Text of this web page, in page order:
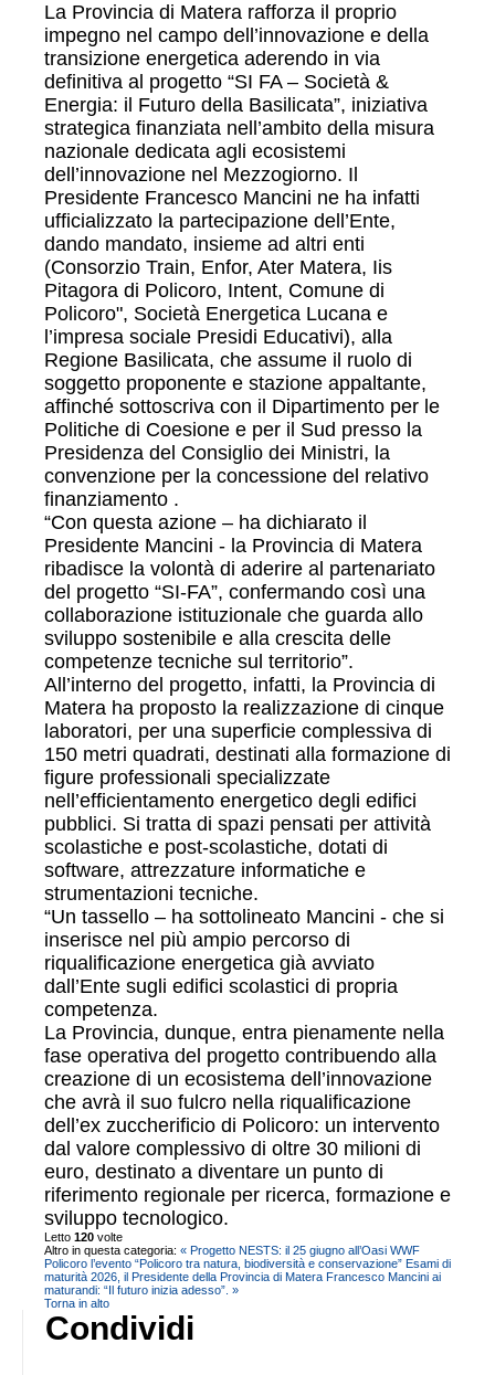
La Provincia di Matera rafforza il proprio
impegno nel campo dell’innovazione e della
transizione energetica aderendo in via
definitiva al progetto “SI FA – Società &
Energia: il Futuro della Basilicata”, iniziativa
strategica finanziata nell’ambito della misura
nazionale dedicata agli ecosistemi
dell’innovazione nel Mezzogiorno. Il
Presidente Francesco Mancini ne ha infatti
ufficializzato la partecipazione dell’Ente,
dando mandato, insieme ad altri enti
(Consorzio Train, Enfor, Ater Matera, Iis
Pitagora di Policoro, Intent, Comune di
Policoro", Società Energetica Lucana e
l’impresa sociale Presidi Educativi), alla
Regione Basilicata, che assume il ruolo di
soggetto proponente e stazione appaltante,
affinché sottoscriva con il Dipartimento per le
Politiche di Coesione e per il Sud presso la
Presidenza del Consiglio dei Ministri, la
convenzione per la concessione del relativo
finanziamento .
“Con questa azione – ha dichiarato il
Presidente Mancini - la Provincia di Matera
ribadisce la volontà di aderire al partenariato
del progetto “SI-FA”, confermando così una
collaborazione istituzionale che guarda allo
sviluppo sostenibile e alla crescita delle
competenze tecniche sul territorio”.
All’interno del progetto, infatti, la Provincia di
Matera ha proposto la realizzazione di cinque
laboratori, per una superficie complessiva di
150 metri quadrati, destinati alla formazione di
figure professionali specializzate
nell’efficientamento energetico degli edifici
pubblici. Si tratta di spazi pensati per attività
scolastiche e post-scolastiche, dotati di
software, attrezzature informatiche e
strumentazioni tecniche.
“Un tassello – ha sottolineato Mancini - che si
inserisce nel più ampio percorso di
riqualificazione energetica già avviato
dall’Ente sugli edifici scolastici di propria
competenza.
La Provincia, dunque, entra pienamente nella
fase operativa del progetto contribuendo alla
creazione di un ecosistema dell’innovazione
che avrà il suo fulcro nella riqualificazione
dell’ex zuccherificio di Policoro: un intervento
dal valore complessivo di oltre 30 milioni di
euro, destinato a diventare un punto di
riferimento regionale per ricerca, formazione e
sviluppo tecnologico.
Letto 120 volte
Altro in questa categoria: « Progetto NESTS: il 25 giugno all’Oasi WWF
Policoro l’evento “Policoro tra natura, biodiversità e conservazione” Esami di
maturità 2026, il Presidente della Provincia di Matera Francesco Mancini ai
maturandi: “Il futuro inizia adesso”. »
Torna in alto
Condividi